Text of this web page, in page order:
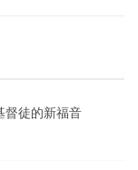
督徒的新福音